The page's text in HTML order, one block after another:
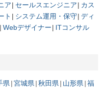
ア セールスエンジニア
カス
ト システム運用・保守 ディ
Webデザイナー
ITコンサル
県 宮城県 秋田県 山形県 福